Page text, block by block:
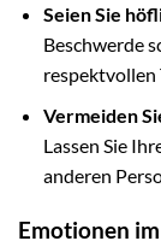
Seien Sie
Beschwerde
respektvollen
Vermeiden
Lassen Sie
anderen
Emotionen